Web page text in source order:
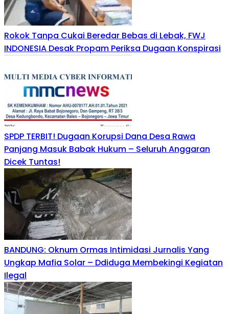
Rokok Tanpa Cukai Beredar Bebas di Lebak, FWJ
INDONESIA Desak Propam Periksa Dugaan Konspirasi
SPDP TERBIT! Dugaan Korupsi Dana Desa Rawa
Panjang Masuk Babak Hukum – Seluruh Anggaran
Dicek Tuntas!
BANDUNG: Oknum Ormas Intimidasi Jurnalis Yang
Ungkap Mafia Solar – Ddiduga Membekingi Kegiatan
Ilegal